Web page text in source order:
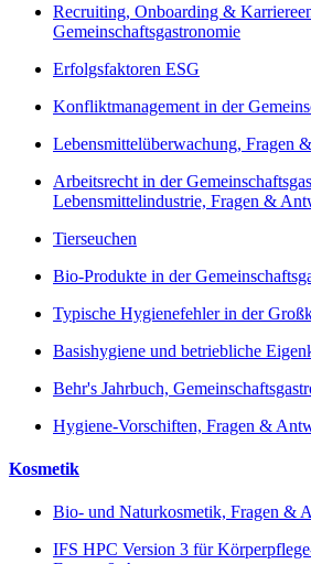
Recruiting, Onboarding &
Gemeinschaftsgastronomie
Erfolgsfaktoren ESG
Konfliktmanagement in der
Lebensmittelüberwachung, Fragen
Arbeitsrecht in der
Lebensmittelindustrie, Fragen &
Tierseuchen
Bio-Produkte in der
Typische Hygienefehler in der
Basishygiene und betriebliche
Behr's Jahrbuch,
Hygiene-Vorschiften, Fragen &
Kosmetik
Bio- und Naturkosmetik, Fragen &
IFS HPC Version 3 für